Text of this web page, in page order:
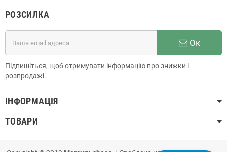
РОЗСИЛКА
Ок
Підпишіться, щоб отримувати інформацію про знижки і
розпродажі.
ІНФОРМАЦІЯ
ТОВАРИ